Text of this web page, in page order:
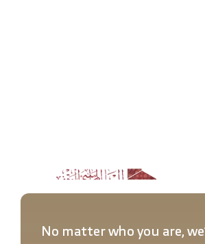
الوظائف
تواصل معنا
No matter who you are,